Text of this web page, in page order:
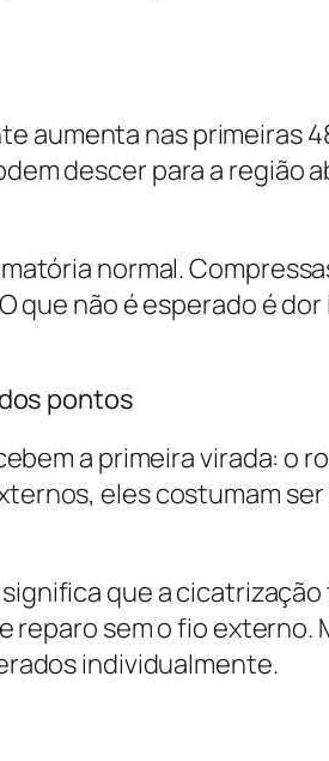
aumenta nas primeiras
descer para a região
normal.
que não é esperado é
pontos
a primeira virada: o
eles costumam
que a
sem o fio
individualmente.